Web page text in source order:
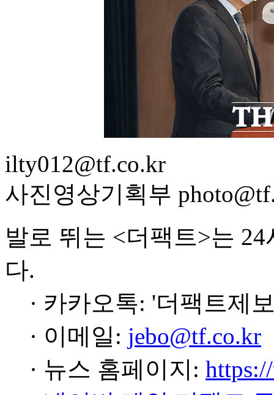
ilty012@tf.co.kr
사진영상기획부
발로 뛰는 <더팩트>는
다.
· 카카오톡: '더팩트제
· 이메일: jebo@tf.co.kr
· 뉴스 홈페이지: